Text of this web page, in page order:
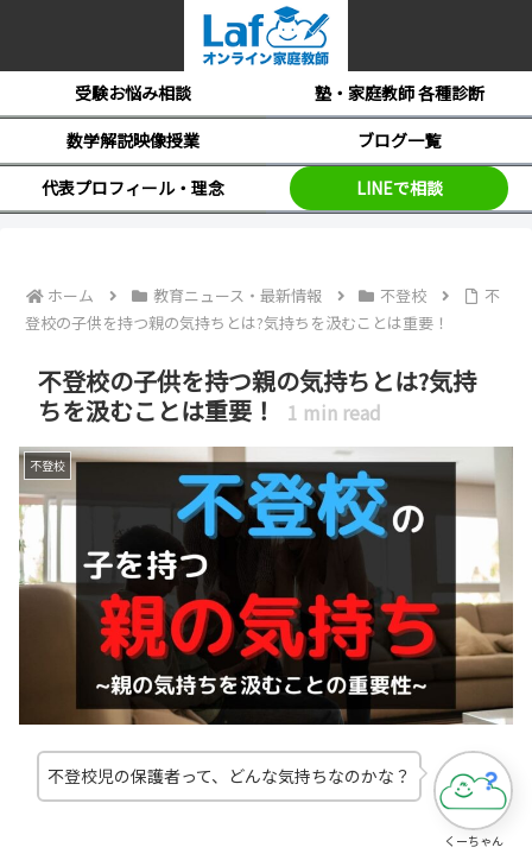
受験お悩み相談
塾・家庭教師 各種診断
数学解説映像授業
ブログ一覧
代表プロフィール・理念
LINEで相談
ホーム 教育ニュース・最新情報 不登校
不
登校の子供を持つ親の気持ちとは?気持ちを汲むことは重要！
不登校の子供を持つ親の気持ちとは?気持
ちを汲むことは重要！
1 min read
不登校
くーちゃん
不登校児の保護者って、どんな気持ちなのかな？